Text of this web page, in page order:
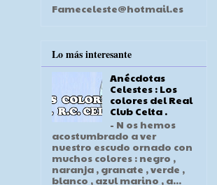
Fameceleste@hotmail.es
Lo más interesante
Anécdotas
Celestes : Los
colores del Real
Club Celta .
- N os hemos
acostumbrado a ver
nuestro escudo ornado con
muchos colores : negro ,
naranja , granate , verde ,
blanco , azul marino , a...